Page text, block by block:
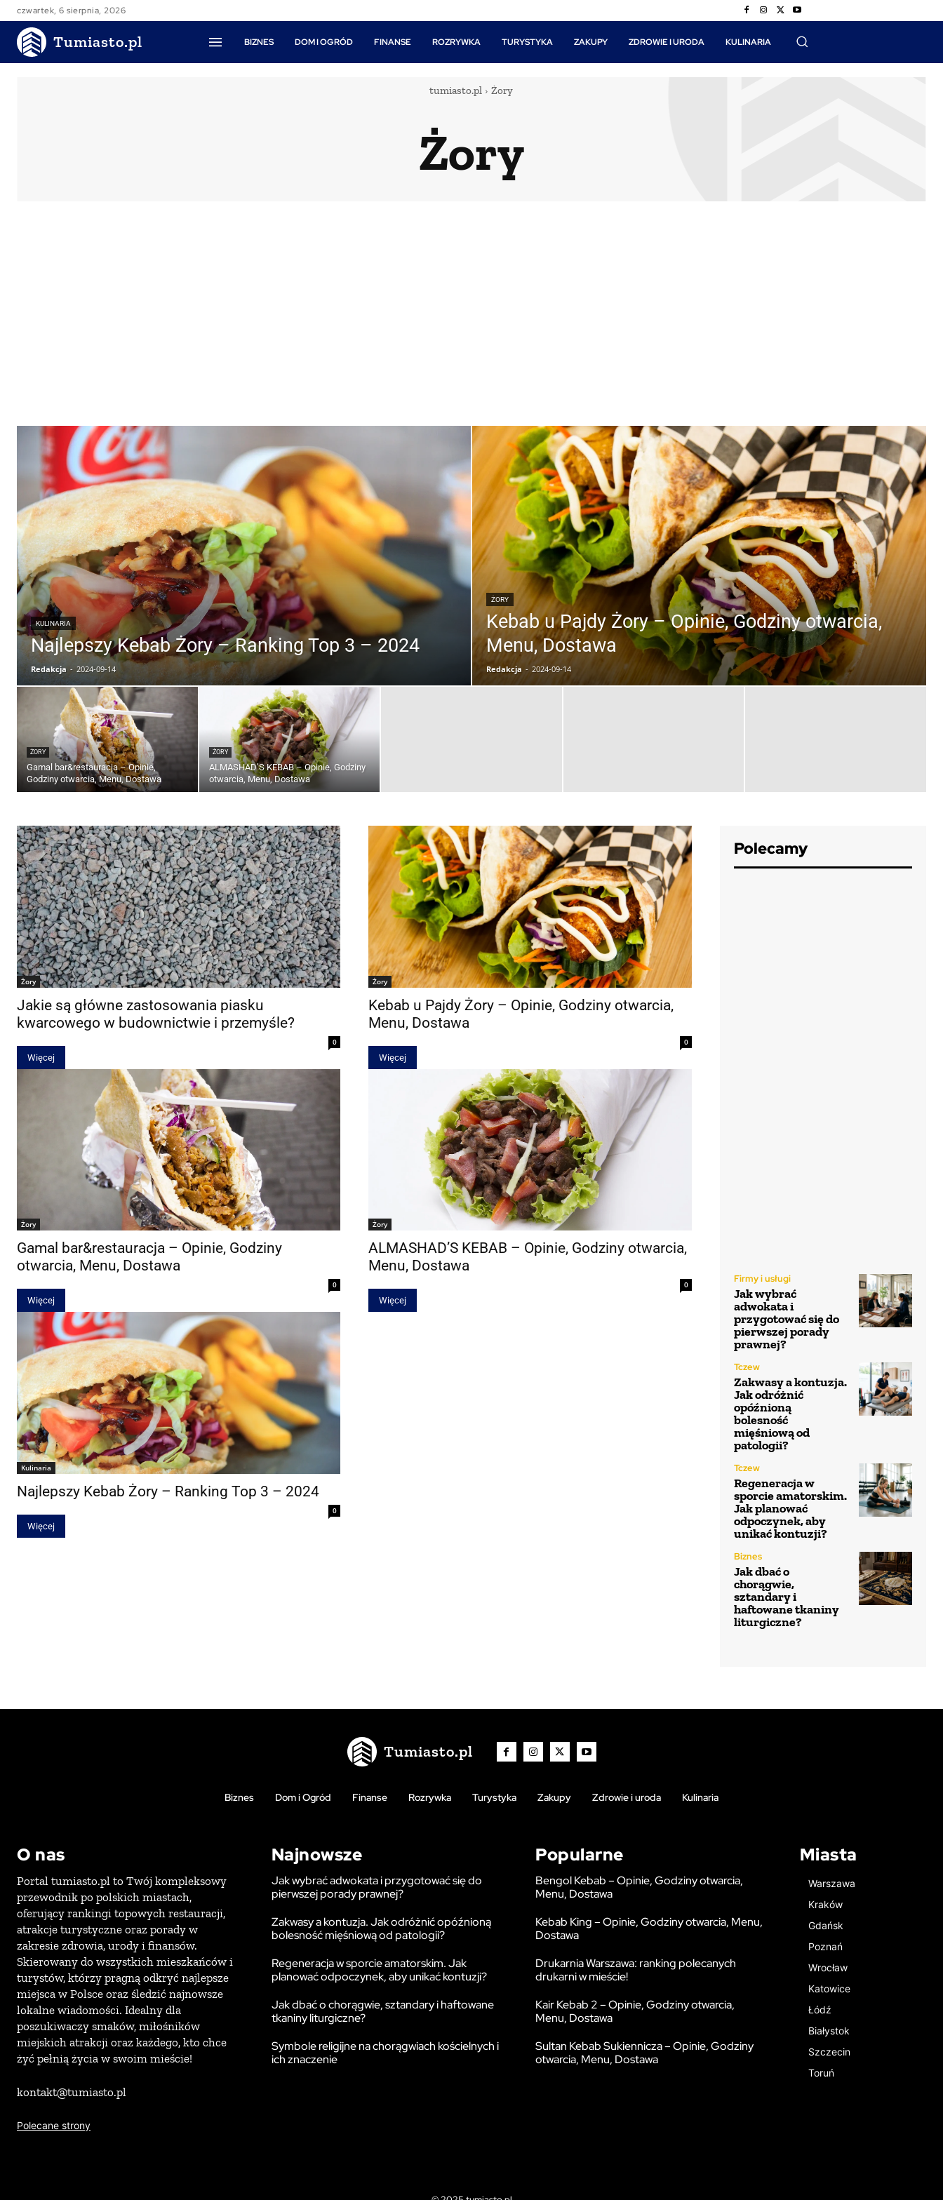
czwartek, 6 sierpnia, 2026
Tumiasto.pl BIZNES DOM I OGRÓD FINANSE ROZRYWKA TURYSTYKA ZAKUPY ZDROWIE I URODA KULINARIA
tumiasto.pl Żory
Żory
KULINARIA
Najlepszy Kebab Żory – Ranking Top 3 – 2024
Redakcja - 2024-09-14
ŻORY
Kebab u Pajdy Żory – Opinie, Godziny otwarcia,
Menu, Dostawa
Redakcja - 2024-09-14
ŻORY
Gamal bar&restauracja – Opinie,
Godziny otwarcia, Menu, Dostawa
ŻORY
ALMASHAD’S KEBAB – Opinie, Godziny
otwarcia, Menu, Dostawa
Żory
Jakie są główne zastosowania piasku
kwarcowego w budownictwie i przemyśle?
0
Więcej
Żory
Kebab u Pajdy Żory – Opinie, Godziny otwarcia,
Menu, Dostawa
0
Więcej
Żory
Gamal bar&restauracja – Opinie, Godziny
otwarcia, Menu, Dostawa
0
Więcej
Żory
ALMASHAD’S KEBAB – Opinie, Godziny otwarcia,
Menu, Dostawa
0
Więcej
Kulinaria
Najlepszy Kebab Żory – Ranking Top 3 – 2024
0
Więcej
Polecamy
Firmy i usługi
Jak wybrać
adwokata i
przygotować się do
pierwszej porady
prawnej?
Tczew
Zakwasy a kontuzja.
Jak odróżnić
opóźnioną
bolesność
mięśniową od
patologii?
Tczew
Regeneracja w
sporcie amatorskim.
Jak planować
odpoczynek, aby
unikać kontuzji?
Biznes
Jak dbać o
chorągwie,
sztandary i
haftowane tkaniny
liturgiczne?
Tumiasto.pl
Biznes Dom i Ogród Finanse Rozrywka Turystyka Zakupy Zdrowie i uroda Kulinaria
O nas
Portal tumiasto.pl to Twój kompleksowy
przewodnik po polskich miastach,
oferujący rankingi topowych restauracji,
atrakcje turystyczne oraz porady w
zakresie zdrowia, urody i finansów.
Skierowany do wszystkich mieszkańców i
turystów, którzy pragną odkryć najlepsze
miejsca w Polsce oraz śledzić najnowsze
lokalne wiadomości. Idealny dla
poszukiwaczy smaków, miłośników
miejskich atrakcji oraz każdego, kto chce
żyć pełnią życia w swoim mieście!
kontakt@tumiasto.pl
Polecane strony
Najnowsze
Jak wybrać adwokata i przygotować się do
pierwszej porady prawnej?
Zakwasy a kontuzja. Jak odróżnić opóźnioną
bolesność mięśniową od patologii?
Regeneracja w sporcie amatorskim. Jak
planować odpoczynek, aby unikać kontuzji?
Jak dbać o chorągwie, sztandary i haftowane
tkaniny liturgiczne?
Symbole religijne na chorągwiach kościelnych i
ich znaczenie
Popularne
Bengol Kebab – Opinie, Godziny otwarcia,
Menu, Dostawa
Kebab King – Opinie, Godziny otwarcia, Menu,
Dostawa
Drukarnia Warszawa: ranking polecanych
drukarni w mieście!
Kair Kebab 2 – Opinie, Godziny otwarcia,
Menu, Dostawa
Sultan Kebab Sukiennicza – Opinie, Godziny
otwarcia, Menu, Dostawa
Miasta
Warszawa
Kraków
Gdańsk
Poznań
Wrocław
Katowice
Łódź
Białystok
Szczecin
Toruń